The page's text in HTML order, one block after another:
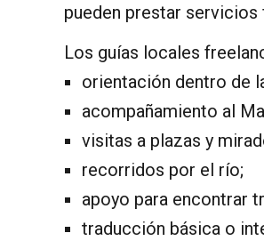
pueden prestar
Los guías locales
orientación dentro de
acompañamiento al
visitas a plazas y
recorridos por el río;
apoyo para encontrar
traducción básica o